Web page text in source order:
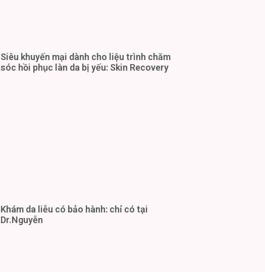
Siêu khuyến mại dành cho liệu trình chăm
sóc hồi phục làn da bị yếu: Skin Recovery
Khám da liễu có bảo hành: chỉ có tại
Dr.Nguyễn